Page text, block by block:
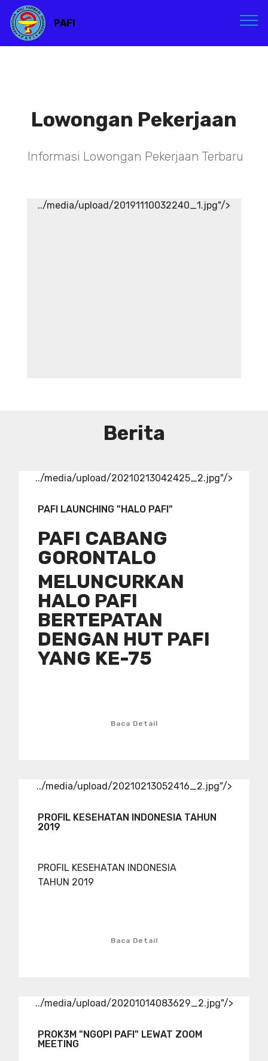
PAFI
Lowongan Pekerjaan
Informasi Lowongan Pekerjaan Terbaru
../media/upload/20191110032240_1.jpg"/>
Berita
../media/upload/20210213042425_2.jpg"/>
PAFI LAUNCHING "HALO PAFI"
PAFI CABANG
GORONTALO
MELUNCURKAN
HALO PAFI
BERTEPATAN
DENGAN HUT PAFI
YANG KE-75
Baca Detail
../media/upload/20210213052416_2.jpg"/>
PROFIL KESEHATAN INDONESIA TAHUN
2019
PROFIL KESEHATAN INDONESIA
TAHUN 2019
Baca Detail
../media/upload/20201014083629_2.jpg"/>
PROK3M "NGOPI PAFI" LEWAT ZOOM
MEETING